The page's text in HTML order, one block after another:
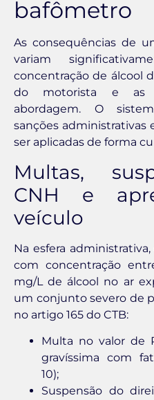
bafômetro
As consequências de
variam
concentração de álcool
do motorista e as
abordagem. O
sanções administrativas
ser aplicadas de forma
Multas,
CNH e
veículo
Na esfera
com concentração
mg/L de álcool no ar
um conjunto severo de
no artigo 165 do CTB:
Multa no valor de
gravíssima com
10);
Suspensão do